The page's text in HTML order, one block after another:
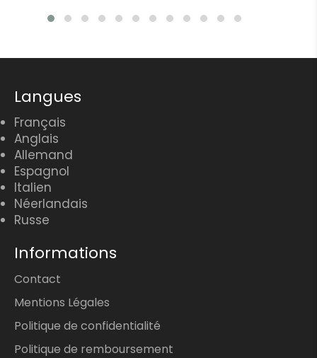
Langues
Français
Anglais
Allemand
Espagnol
Italien
Néerlandais
Russe
Informations
Contact
Mentions Légales
Politique de confidentialité
Politique de remboursement